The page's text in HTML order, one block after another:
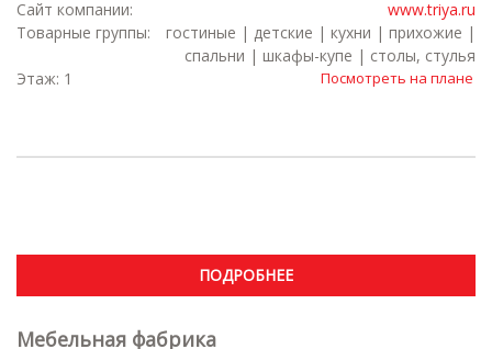
Сайт компании:
www.triya.ru
Товарные группы:
гостиные | детские | кухни | прихожие |
спальни | шкафы-купе | столы, стулья
Этаж: 1
Посмотреть на плане
ПОДРОБНЕЕ
Мебельная фабрика